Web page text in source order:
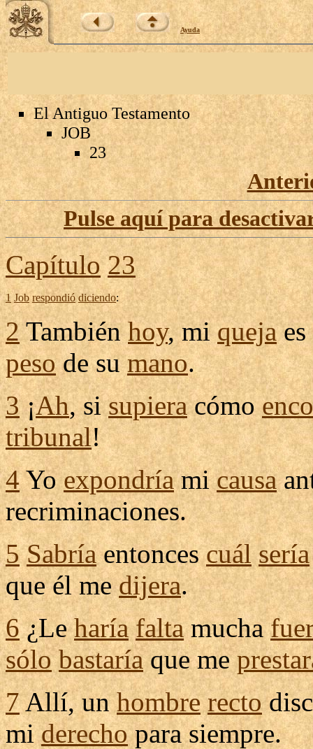
Ayuda
El Antiguo Testamento
JOB
23
Pulse aquí para
Capítulo 23
1 Job respondió diciendo:
2Tambiénhoy, miqueja
pesode sumano.
3¡Ah, sisupieracómo
tribunal!
4Yoexpondríamicausa
recriminaciones.
5 Sabríaentoncescuál sería
que él medijera.
6¿Leharía faltamucha
sólo bastaríaque me
7Allí, unhombre recto
miderechopara siempre.